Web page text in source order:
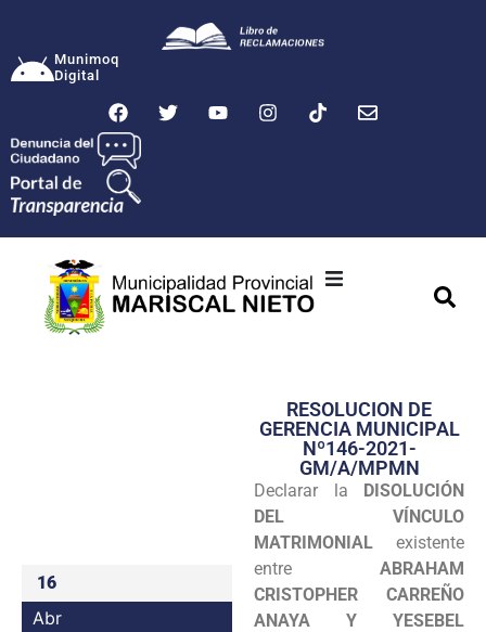
Munimoq
Digital
Transparencia
Seguridad
Programas
Intranet
16
Abr
RESOLUCION DE
GERENCIA MUNICIPAL
Nº146-2021-
GM/A/MPMN
Declarar la DISOLUCIÓN
DEL VÍNCULO
MATRIMONIAL existente
entre ABRAHAM
CRISTOPHER CARREÑO
ANAYA Y YESEBEL